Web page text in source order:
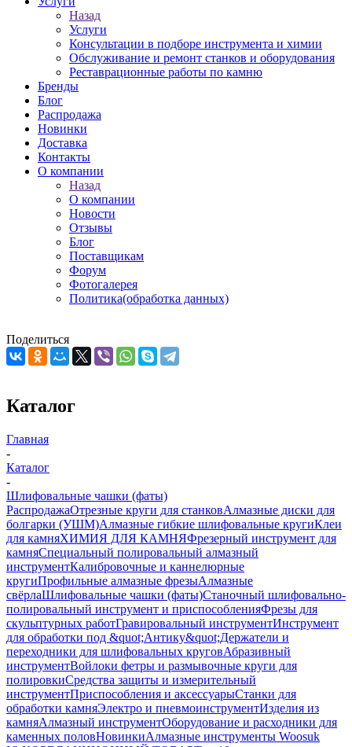
Назад
Услуги
Консультации в подборе инструмента и химии
Обслуживание и ремонт станков и оборудования
Реставрационные работы по камню
Бренды
Блог
Распродажа
Новинки
Доставка
Контакты
О компании
Назад
О компании
Новости
Отзывы
Блог
Поставщикам
Форум
Фотогалерея
Политика(обработка данных)
Поделиться
Каталог
Главная
-
Каталог
-
Шлифовальные чашки (фаты)
РаспродажаОтрезные круги для станковАлмазные диски для
болгарки (УШМ)Алмазные гибкие шлифовальные кругиКлеи
для камняХИМИЯ ДЛЯ КАМНЯФрезерный инструмент для
камняСпециальный полировальный алмазный
инструментКалибровочные и каннелюрные
кругиПрофильные алмазные фрезыАлмазные
свёрлаШлифовальные чашки (фаты)Станочный шлифовально-
полировальный инструмент и приспособленияФрезы для
скульптурных работГравировальный инструментИнструмент
для обработки под &quot;Антику&quot;Держатели и
переходники для шлифовальных круговАбразивный
инструментВойлоки фетры и размывочные круги для
полировкиСредства защиты и измерительный
инструментПриспособления и аксессуарыСтанки для
обработки камняЭлектро и пневмоинструментИзделия из
камняАлмазный инструментОборудование и расходники для
каменных половНовинкиАлмазные инструменты Woosuk